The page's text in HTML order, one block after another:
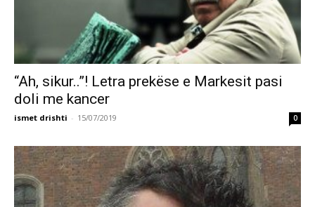
“Ah, sikur..”! Letra prekëse e Markesit pasi
doli me kancer
ismet drishti - 15/07/2019 0